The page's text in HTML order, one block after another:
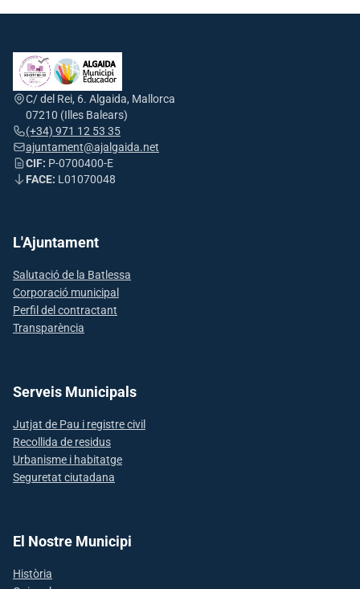
C/ del Rei, 6. Algaida, Mallorca
07210 (Illes Balears)
(+34) 971 12 53 35
ajuntament@ajalgaida.net
CIF: P-0700400-E
FACE: L01070048
L'Ajuntament
Salutació de la Batlessa
Corporació municipal
Perfil del contractant
Transparència
Serveis Municipals
Jutjat de Pau i registre civil
Recollida de residus
Urbanisme i habitatge
Seguretat ciutadana
El Nostre Municipi
Història